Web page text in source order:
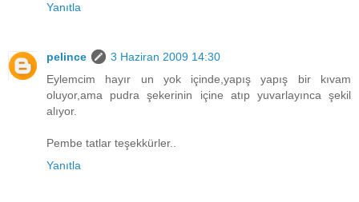
Yanıtla
pelince
3 Haziran 2009 14:30
Eylemcim hayır un yok içinde,yapış yapış bir kıvam
oluyor,ama pudra şekerinin içine atıp yuvarlayınca şekil
alıyor.
Pembe tatlar teşekkürler..
Yanıtla